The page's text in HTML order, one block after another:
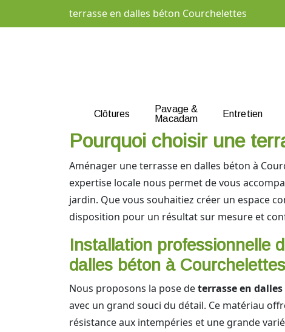
terrasse en dalles béton Courchelettes
Clôtures
Pavage &
Macadam
Entretien
Pourquoi choisir une
Aménager une terrasse en dalles béton à
expertise locale nous permet de vous
jardin. Que vous souhaitiez créer un espace
disposition pour un résultat sur mesure et
Installation professionnelle
dalles béton à Courchelettes
Nous proposons la pose deterrasse en
avec un grand souci du détail. Ce matériau
résistance aux intempéries et une grande